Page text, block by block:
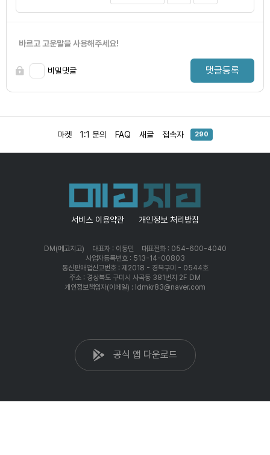
바르고 고운말을 사용해주세요!
비밀댓글 댓글등록
마켓 1:1 문의 FAQ 새글 접속자 290
서비스 이용약관 개인정보 처리방침
DM(메고지고) 대표자 : 이동민
대표전화 : 054-600-4040
사업자등록번호 : 513-14-00803
통신판매업신고번호 : 제2018 - 경북구미 - 0544호
주소 : 경상북도 구미시 사곡동 381번지 2F DM
개인정보책임자(이메일) : ldmkr83@naver.com
공식 앱 다운로드